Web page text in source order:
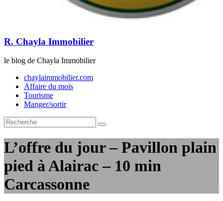
R. Chayla Immobilier
le blog de Chayla Immobilier
chaylaimmobilier.com
Affaire du mois
Tourisme
Manger/sortir
L’offre du jour – Pavillon plain
pied à Alairac – 10 min
Carcassonne